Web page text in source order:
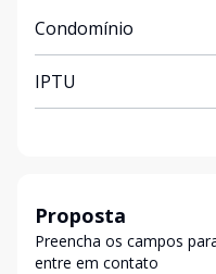
Condomínio
IPTU
Proposta
Preencha os campos
entre em contato